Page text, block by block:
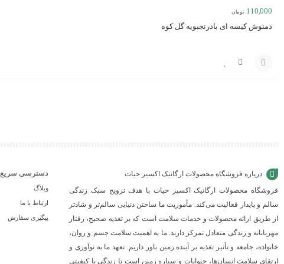
110,000 تومان
دمنوش کیسه ای بادرنجبویه گل کوه
درباره فروشگاه محصولات ارگانیک اکسیر حیات
فروشگاه محصولات ارگانیک اکسیر حیات با هدف ترویج سبک زندگی
سالم و پایدار فعالیت می‌کند. مأموریت ما ساختن دنیایی سالم‌تر و شادتر
از طریق ارائه محصولات و خدمات سلامت است که بر تغذیه صحیح، رفتار
مهربانانه و زندگی متعادل تمرکز دارند. ما به اهمیت سلامت جسم و روان،
خانواده، جامعه و تأثیر تغذیه بر آینده زمین باور داریم. تعهد ما به نوآوری و
ارتقای سلامت انسان‌ها، حیوانات و سیاره زمین است تا زندگی با کیفیتی
دسترسی سریع
وبلاگ
ارتباط با ما
پیگیری سفارش